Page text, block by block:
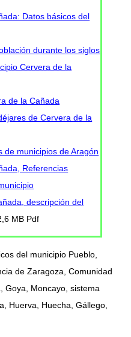
Datos básicos del
durante los siglos
Cervera de la
de la Cañada
de Cervera de la
de municipios de Aragón
Referencias
descripción del
MB Pdf
del municipio Pueblo,
de Zaragoza, Comunidad
Goya, Moncayo, sistema
Huerva, Huecha, Gállego,